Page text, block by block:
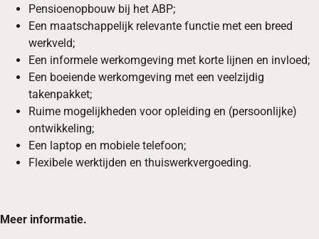
Pensioenopbouw bij het ABP;
Een maatschappelijk relevante functie met een breed
werkveld;
Een informele werkomgeving met korte lijnen en invloed;
Een boeiende werkomgeving met een veelzijdig
takenpakket;
Ruime mogelijkheden voor opleiding en (persoonlijke)
ontwikkeling;
Een laptop en mobiele telefoon;
Flexibele werktijden en thuiswerkvergoeding.
Meer informatie.